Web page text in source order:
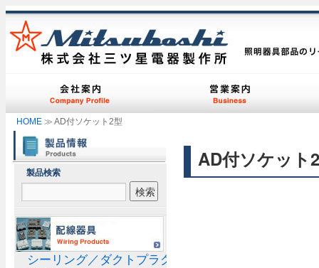
HOME ≫ AD付ソケット2型
AD付ソケット
製品検索
シーリング／ダクトプラグ